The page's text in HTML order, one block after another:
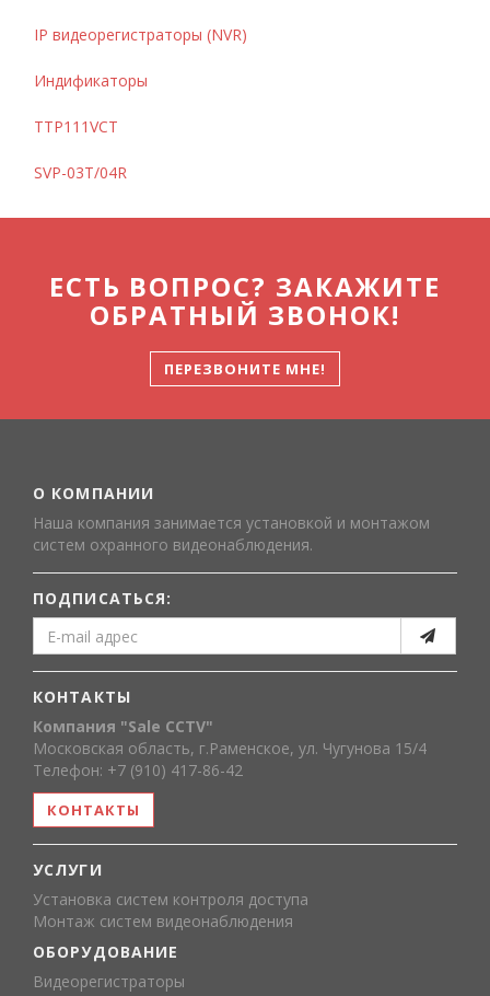
IP видеорегистраторы (NVR)
Индификаторы
TTP111VCT
SVP-03T/04R
ЕСТЬ ВОПРОС? ЗАКАЖИТЕ
ОБРАТНЫЙ ЗВОНОК!
ПЕРЕЗВОНИТЕ МНЕ!
О КОМПАНИИ
Наша компания занимается установкой и монтажом
систем охранного видеонаблюдения.
ПОДПИСАТЬСЯ:
КОНТАКТЫ
Компания "Sale CCTV"
Московская область, г.Раменское, ул. Чугунова 15/4
Телефон: +7 (910) 417-86-42
КОНТАКТЫ
УСЛУГИ
Установка систем контроля доступа
Монтаж систем видеонаблюдения
ОБОРУДОВАНИЕ
Видеорегистраторы